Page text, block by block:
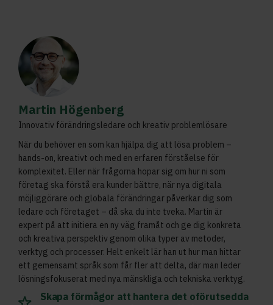
Martin Högenberg
Innovativ förändringsledare och kreativ problemlösare
När du behöver en som kan hjälpa dig att lösa problem –
hands-on, kreativt och med en erfaren förståelse för
komplexitet. Eller när frågorna hopar sig om hur ni som
företag ska förstå era kunder bättre, när nya digitala
möjliggörare och globala förändringar påverkar dig som
ledare och företaget – då ska du inte tveka. Martin är
expert på att initiera en ny väg framåt och ge dig konkreta
och kreativa perspektiv genom olika typer av metoder,
verktyg och processer. Helt enkelt lär han ut hur man hittar
ett gemensamt språk som får fler att delta, där man leder
lösningsfokuserat med nya mänskliga och tekniska verktyg.
Skapa förmågor att hantera det oförutsedda